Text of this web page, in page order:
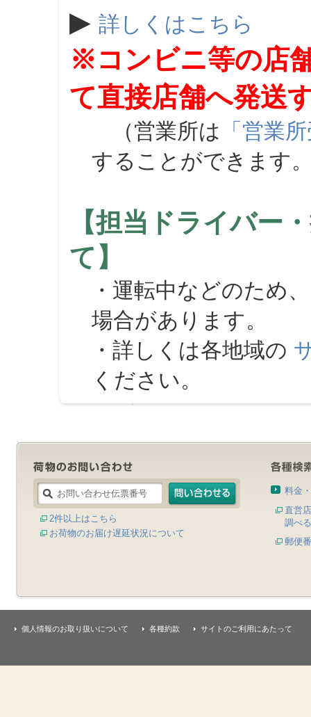
▶ 詳しくはこちら
※コンビニ等の店
て直接店舗へ発送
（営業所は 「営業
することができます
【担当ドライバー
て】
・運転中などのため
場合があります。
・詳しくは各地域の
ください。
2件以上はこちら
お荷物のお届け遅延状況について
料金
直営
調べる
郵便
個人情報のお取り扱いについて 各種約款 サイトのご利用にあたって